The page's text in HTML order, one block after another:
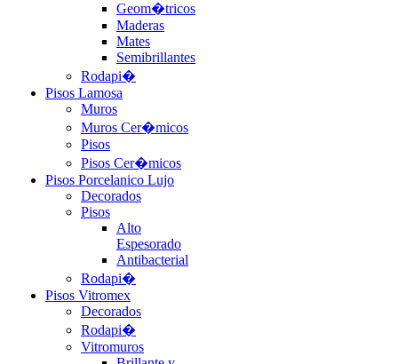
Geom�tricos
Maderas
Mates
Semibrillantes
Rodapi�
Pisos Lamosa
Muros
Muros Cer�micos
Pisos
Pisos Cer�micos
Pisos Porcelanico Lujo
Decorados
Pisos
Alto
Espesorado
Antibacterial
Rodapi�
Pisos Vitromex
Decorados
Rodapi�
Vitromuros